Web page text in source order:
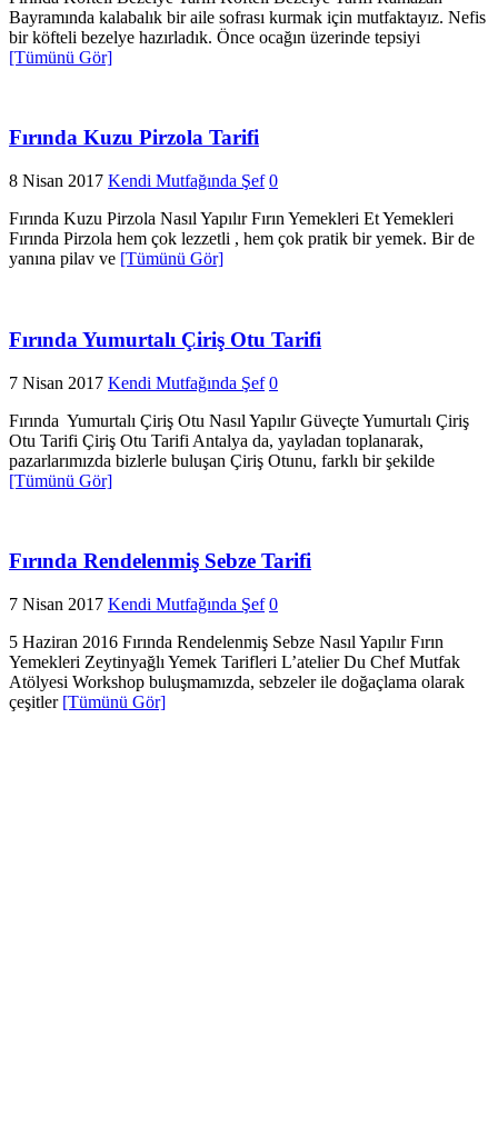
Bayramında kalabalık bir aile sofrası kurmak için mutfaktayız. Nefis
bir köfteli bezelye hazırladık. Önce ocağın üzerinde tepsiyi
[Tümünü Gör]
Fırında Kuzu Pirzola Tarifi
8 Nisan 2017 Kendi Mutfağında Şef 0
Fırında Kuzu Pirzola Nasıl Yapılır Fırın Yemekleri Et Yemekleri
Fırında Pirzola hem çok lezzetli , hem çok pratik bir yemek. Bir de
yanına pilav ve [Tümünü Gör]
Fırında Yumurtalı Çiriş Otu Tarifi
7 Nisan 2017 Kendi Mutfağında Şef 0
Fırında Yumurtalı Çiriş Otu Nasıl Yapılır Güveçte Yumurtalı Çiriş
Otu Tarifi Çiriş Otu Tarifi Antalya da, yayladan toplanarak,
pazarlarımızda bizlerle buluşan Çiriş Otunu, farklı bir şekilde
[Tümünü Gör]
Fırında Rendelenmiş Sebze Tarifi
7 Nisan 2017 Kendi Mutfağında Şef 0
5 Haziran 2016 Fırında Rendelenmiş Sebze Nasıl Yapılır Fırın
Yemekleri Zeytinyağlı Yemek Tarifleri L’atelier Du Chef Mutfak
Atölyesi Workshop buluşmamızda, sebzeler ile doğaçlama olarak
çeşitler [Tümünü Gör]